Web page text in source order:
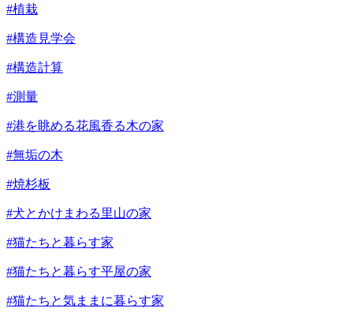
#植栽
#構造見学会
#構造計算
#測量
#港を眺める花風香る木の家
#無垢の木
#焼杉板
#犬とかけまわる里山の家
#猫たちと暮らす家
#猫たちと暮らす平屋の家
#猫たちと気ままに暮らす家